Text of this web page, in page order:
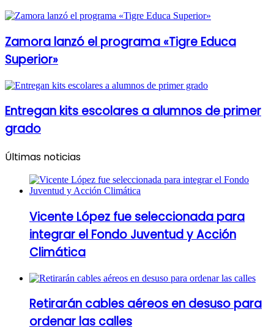
Zamora lanzó el programa «Tigre Educa
Superior»
Entregan kits escolares a alumnos de primer
grado
Últimas noticias
Vicente López fue seleccionada para
integrar el Fondo Juventud y Acción
Climática
Retirarán cables aéreos en desuso para
ordenar las calles